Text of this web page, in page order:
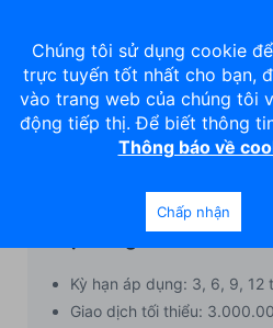
Kỳ hạn áp dụng: 3, 6, 9, 12
Giao dịch tối thiểu:
Chúng tôi sử dụng cookie
trực tuyến tốt nhất cho bạn,
vào trang web của chúng tôi
động tiếp thị. Để biết thông
Thông báo về
Chấp nhận